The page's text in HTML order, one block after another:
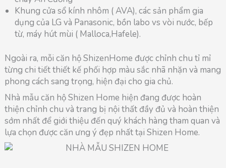
Khung cửa sổ kính nhôm ( AVA), các sản phẩm gia
dụng của LG và Panasonic, bồn labo vs vòi nước, bếp
từ, máy hút mùi ( Malloca,Hafele).
Ngoài ra, mỗi căn hộ ShizenHome được chỉnh chu tỉ mỉ
từng chi tiết thiết kế phối hợp màu sắc nhã nhặn và mang
phong cách sang trọng, hiện đại cho gia chủ.
Nhà mẫu căn hộ Shizen Home hiện đang được hoàn
thiện chỉnh chu và trang bị nội thất đầy đủ và hoàn thiện
sớm nhất để giới thiệu đến quý khách hàng tham quan và
lựa chọn được căn ưng ý đẹp nhất tại Shizen Home.